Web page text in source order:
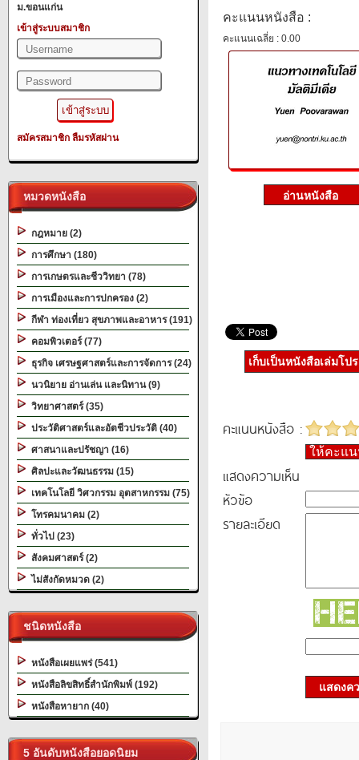
ม.ขอนแก่น
เข้าสู่ระบบสมาชิก
สมัครสมาชิก ลืมรหัสผ่าน
หมวดหนังสือ
กฎหมาย (2)
การศึกษา (180)
การเกษตรและชีววิทยา (78)
การเมืองและการปกครอง (2)
กีฬา ท่องเที่ยว สุขภาพและอาหาร (191)
คอมพิวเตอร์ (77)
ธุรกิจ เศรษฐศาสตร์และการจัดการ (24)
นวนิยาย อ่านเล่น และนิทาน (9)
วิทยาศาสตร์ (35)
ประวัติศาสตร์และอัตชีวประวัติ (40)
ศาสนาและปรัชญา (16)
ศิลปะและวัฒนธรรม (15)
เทคโนโลยี วิศวกรรม อุตสาหกรรม (75)
โทรคมนาคม (2)
ทั่วไป (23)
สังคมศาสตร์ (2)
ไม่สังกัดหมวด (2)
ชนิดหนังสือ
หนังสือเผยแพร่ (541)
หนังสือลิขสิทธิ์สำนักพิมพ์ (192)
หนังสือหายาก (40)
5 อันดับหนังสือยอดนิยม
คะแนนหนังสือ :
คะแนนเฉลี่ย : 0.00
เก็บเป็นหนังสือเล่มโป
คะแนนหนังสือ :
ให้คะแ
แสดงความเห็น
หัวข้อ
รายละเอียด
แสดงค